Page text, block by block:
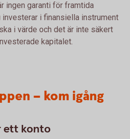
ingen garanti för framtida
investerar i finansiella instrument
i värde och det är inte säkert
kapitalet.
– kom igång
ett konto